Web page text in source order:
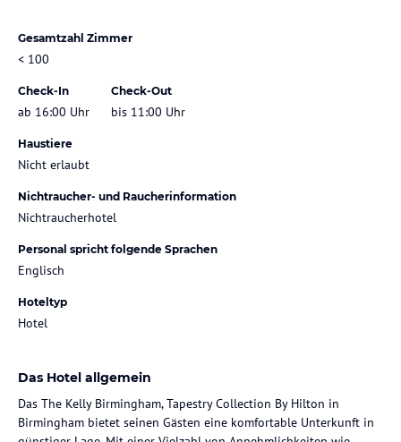
Gesamtzahl Zimmer
< 100
Check-In
ab 16:00 Uhr
Check-Out
bis 11:00 Uhr
Haustiere
Nicht erlaubt
Nichtraucher- und Raucherinformation
Nichtraucherhotel
Personal spricht folgende Sprachen
Englisch
Hoteltyp
Hotel
Das Hotel allgemein
Das The Kelly Birmingham, Tapestry Collection By Hilton in
Birmingham bietet seinen Gästen eine komfortable Unterkunft in